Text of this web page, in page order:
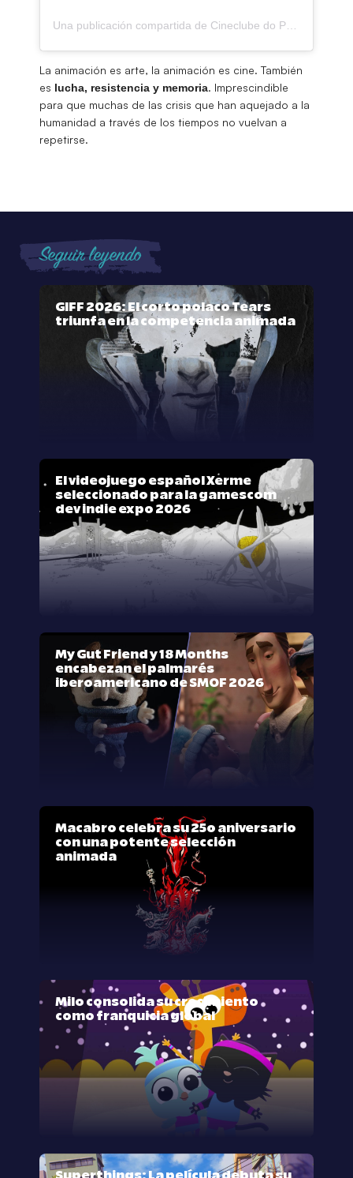
La animación es arte, la animación es cine. También
es lucha, resistencia y memoria. Imprescindible
para que muchas de las crisis que han aquejado a la
humanidad a través de los tiempos no vuelvan a
repetirse.
Seguir leyendo
GIFF 2026: El corto polaco Tears
triunfa en la competencia animada
El videojuego español Xerme
seleccionado para la gamescom
dev indie expo 2026
My Gut Friend y 18 Months
encabezan el palmarés
iberoamericano de SMOF 2026
Macabro celebra su 25º aniversario
con una potente selección
animada
Milo consolida su crecimiento
como franquicia global